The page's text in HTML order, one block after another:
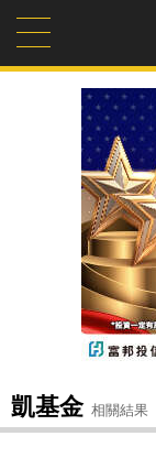
凱基金 相關結果